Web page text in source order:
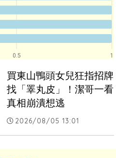
0.5 1
買東山鴨頭女兒狂指招牌
找「睪丸皮」！潔哥一看
真相崩潰想逃
2026/08/05 13:01